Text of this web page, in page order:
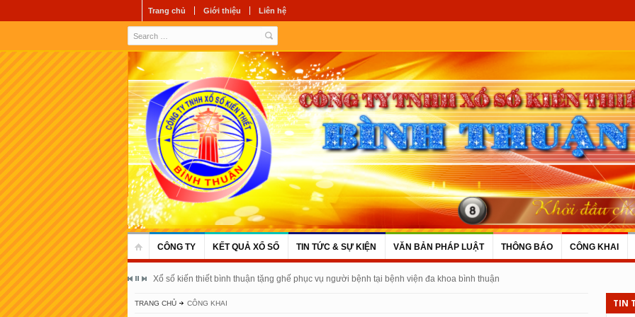
Trang chủ Giới thiệu Liên hệ
CÔNG TY KẾT QUẢ XỔ SỐ TIN TỨC & SỰ KIỆN VĂN BẢN PHÁP LUẬT THÔNG BÁO CÔNG KHAI
Xổ số kiến thiết bình thuận tặng ghế phục vụ người bệnh tại bệnh viện đa khoa bình thuận
TRANG CHỦ CÔNG KHAI TIN